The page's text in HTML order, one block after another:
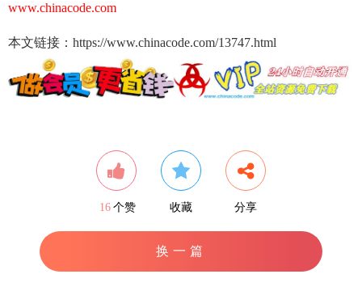
www.chinacode.com
本文链接：https://www.chinacode.com/13747.html
16 个赞 收藏 分享
换一篇